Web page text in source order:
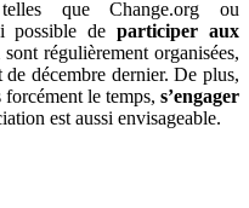
que Change.org ou
possible departiciper aux
régulièrement organisées,
décembre dernier. De plus,
le temps, s’engager
est aussi envisageable.